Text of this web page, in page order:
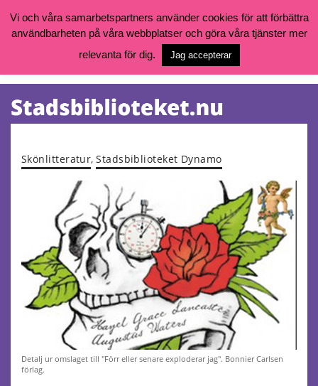
Vill du söka böcker, logga in på ditt bibliotekskonto eller nå övriga
goteborg.se/bibliotek
Öppettider, katalog och kontakt
Tjänster
Skönlitteratur,Stadsbiblioteket Dynamo
Detalj ur omslaget till "Förr eller senare exploderar jag". Bonnier Carlsen
förlag.
Vi och våra samarbetspartners använder cookies för att förbättra
användbarheten på våra webbplatser och göra våra tjänster mer
relevanta för dig.
Jag accepterar